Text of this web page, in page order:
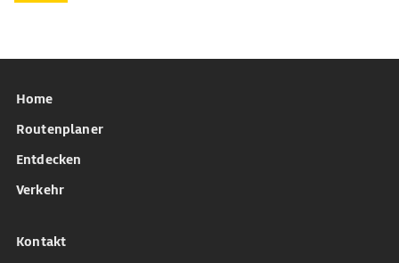
Home
Routenplaner
Entdecken
Verkehr
Kontakt